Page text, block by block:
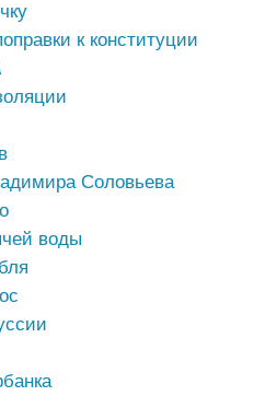
к конституции
Соловьева
воды